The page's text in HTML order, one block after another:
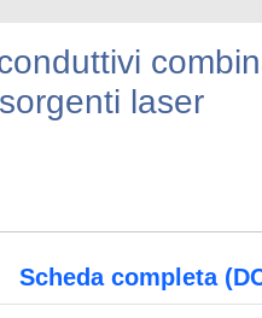
laser
Scheda completa